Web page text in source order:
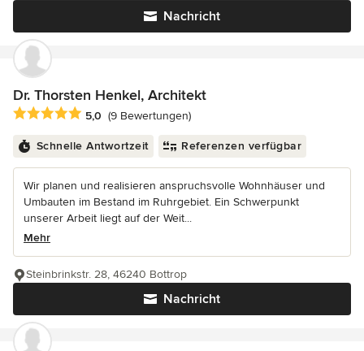
Nachricht
Dr. Thorsten Henkel, Architekt
Durchschnittliche Bewertung: 5 von 5 Sternen
5,0 (9 Bewertungen)
Schnelle Antwortzeit Referenzen verfügbar
Wir planen und realisieren anspruchsvolle Wohnhäuser und
Umbauten im Bestand im Ruhrgebiet. Ein Schwerpunkt
unserer Arbeit liegt auf der Weit...
Mehr
Nachricht
Steinbrinkstr. 28, 46240 Bottrop